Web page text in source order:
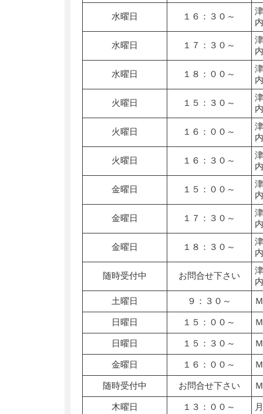
水曜日 １６：３０～
水曜日 １７：３０～
水曜日 １８：００～
火曜日 １５：３０～
火曜日 １６：００～
火曜日 １６：３０～
金曜日 １５：００～
金曜日 １７：３０～
金曜日 １８：３０～
随時受付中 お問合せ下さい
土曜日
９：３０～
日曜日 １５：００～
日曜日 １５：３０～
金曜日 １６：００～
随時受付中 お問合せ下さい
木曜日 １３：００～